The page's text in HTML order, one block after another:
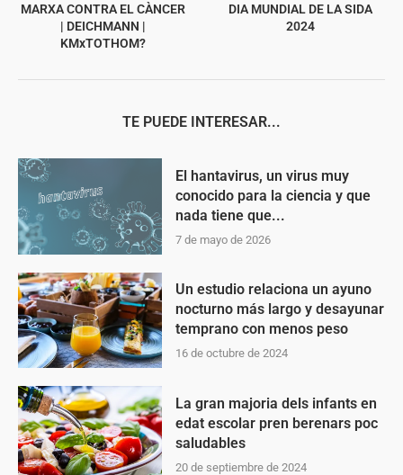
MARXA CONTRA EL CÀNCER
| DEICHMANN |
KMxTOTHOM?
DIA MUNDIAL DE LA SIDA
2024
TE PUEDE INTERESAR...
El hantavirus, un virus muy
conocido para la ciencia y que
nada tiene que...
7 de mayo de 2026
Un estudio relaciona un ayuno
nocturno más largo y desayunar
temprano con menos peso
16 de octubre de 2024
La gran majoria dels infants en
edat escolar pren berenars poc
saludables
20 de septiembre de 2024